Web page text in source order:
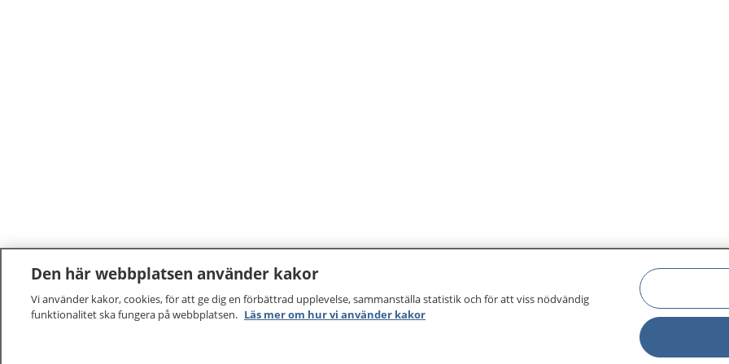
Den här webbplatsen använder kakor
Vi använder kakor, cookies, för att ge dig en förbättrad upplevelse, sammanställa statistik och för att viss nödvändig
funktionalitet ska fungera på webbplatsen. Läs mer om hur vi använder kakor